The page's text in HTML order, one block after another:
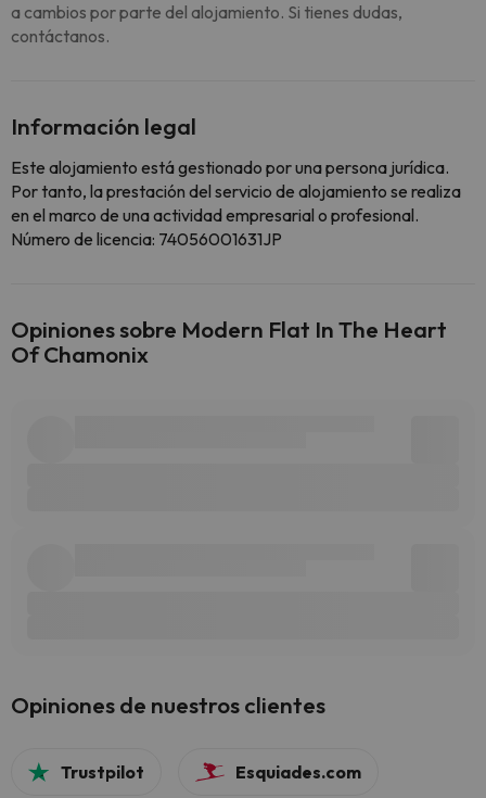
a cambios por parte del alojamiento. Si tienes dudas,
contáctanos.
Información legal
Este alojamiento está gestionado por una persona jurídica.
Por tanto, la prestación del servicio de alojamiento se realiza
en el marco de una actividad empresarial o profesional.
Número de licencia: 74056001631JP
Opiniones sobre Modern Flat In The Heart
Of Chamonix
Opiniones de nuestros clientes
Trustpilot Esquiades.com